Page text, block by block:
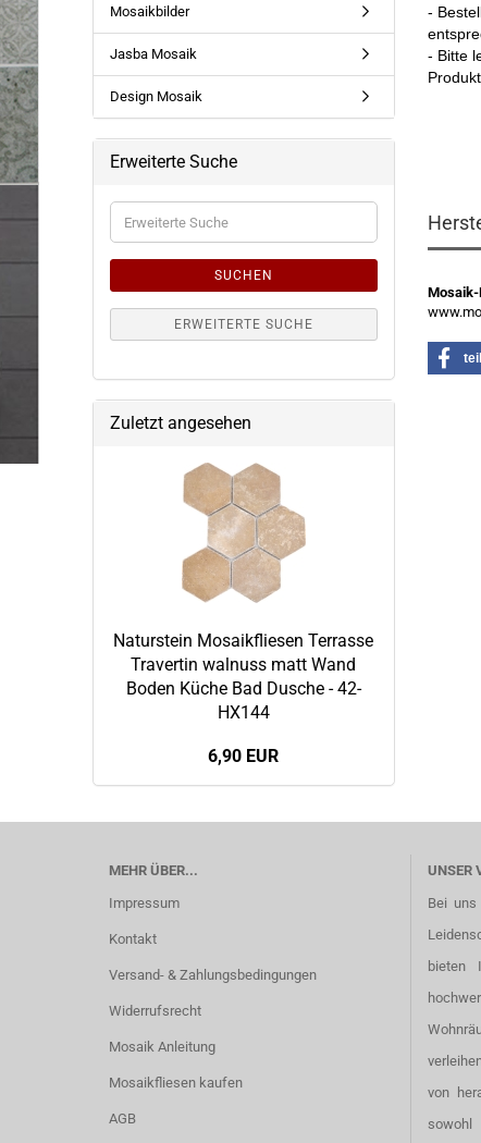
-
- Bitte
Produkt
Mosaikbilder
Jasba Mosaik
Design Mosaik
Erweiterte Suche
Erweiterte
Suche
SUCHEN
ERWEITERTE SUCHE
Zuletzt angesehen
Naturstein Mosaikfliesen Terrasse
Travertin walnuss matt Wand
Boden Küche Bad Dusche - 42-
HX144
6,90 EUR
MEHR ÜBER...
Impressum
Kontakt
Versand- & Zahlungsbedingungen
Widerrufsrecht
Mosaik Anleitung
Mosaikfliesen kaufen
AGB
UNSER
Bei
bieten
von
sowohl